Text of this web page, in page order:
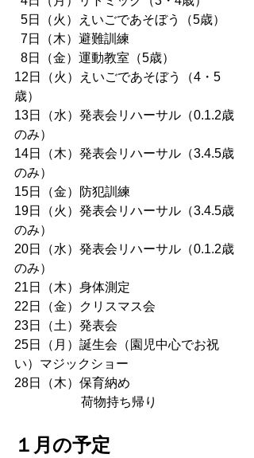
  5日（火）えいごであそぼう（5歳）
  7日（木）避難訓練
  8日（金）運動教室（5歳）
12日（火）えいごであそぼう（4・5
歳）
13日（水）発表会リハーサル（0.1.2歳
のみ）
14日（木）発表会リハーサル（3.4.5歳
のみ）
15日（金）防犯訓練
19日（火）発表会リハーサル（3.4.5歳
のみ）
20日（水）発表会リハーサル（0.1.2歳
のみ）
21日（木）身体測定
22日（金）クリスマス会
23日（土）発表会
25日（月）誕生会（園児中心でお祝
い）マジックショー
28日（木）保育納め
荷物持ち帰り
１月の予定